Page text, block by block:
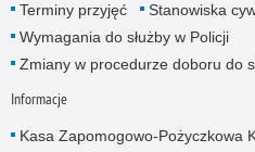
Terminy przyjęć
Stanowiska
Wymagania do służby w Policji
Zmiany w procedurze doboru do
Informacje
Kasa Zapomogowo-Pożyczkowa